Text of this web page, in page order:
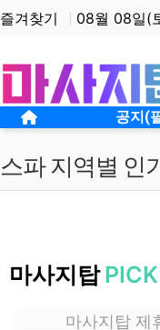
상단 네비
즐겨찾기 08월 08일(
메인 메뉴 공지(
홈으로
스파 지역별 인
십마사지탑 PICK
마사지탑 제